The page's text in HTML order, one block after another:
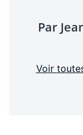
Par
Voir